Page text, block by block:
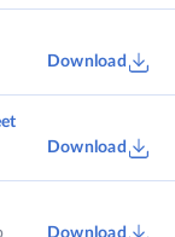
Download
Download
Download